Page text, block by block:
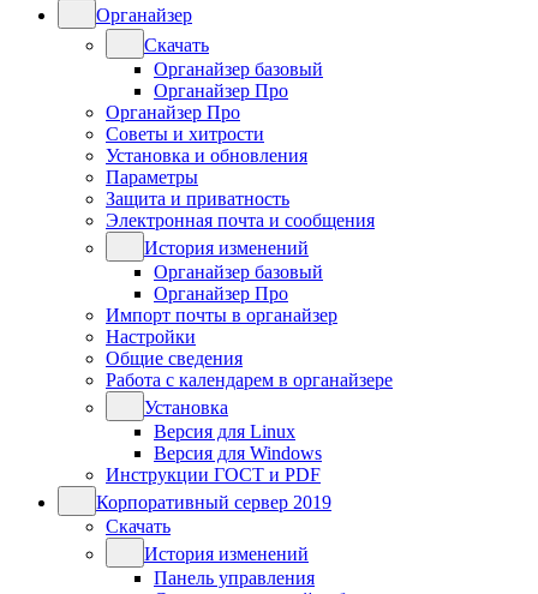
Органайзер
Скачать
Органайзер базовый
Органайзер Про
Органайзер Про
Советы и хитрости
Установка и обновления
Параметры
Защита и приватность
Электронная почта и сообщения
История изменений
Органайзер базовый
Органайзер Про
Импорт почты в органайзер
Настройки
Общие сведения
Работа с календарем в органайзере
Установка
Версия для Linux
Версия для Windows
Инструкции ГОСТ и PDF
Корпоративный сервер 2019
Скачать
История изменений
Панель управления